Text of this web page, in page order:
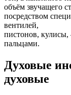
объём звучащего
посредством
вентилей,
пистонов,
пальцами.
Духовые
духовые